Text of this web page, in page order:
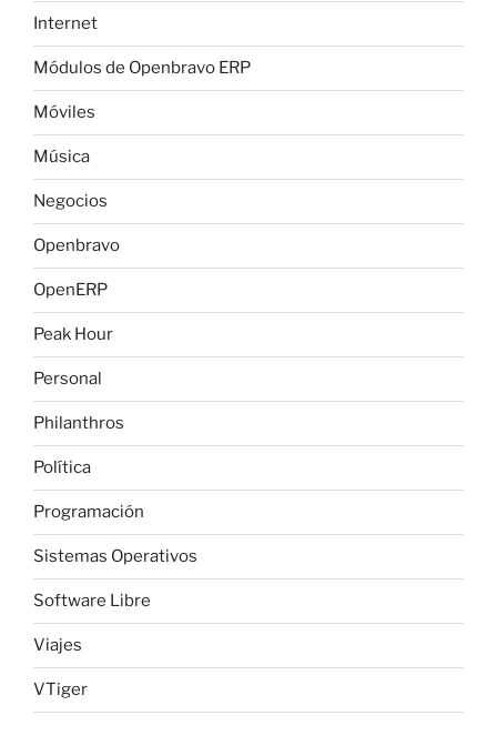
Internet
Módulos de Openbravo ERP
Móviles
Música
Negocios
Openbravo
OpenERP
Peak Hour
Personal
Philanthros
Política
Programación
Sistemas Operativos
Software Libre
Viajes
VTiger